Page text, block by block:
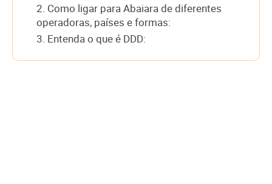
2. Como ligar para Abaiara de diferentes
operadoras, países e formas:
3. Entenda o que é DDD: